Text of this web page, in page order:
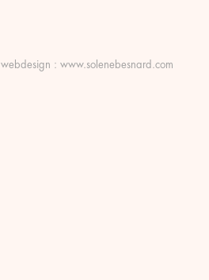
webdesign :www.solenebesnard.com